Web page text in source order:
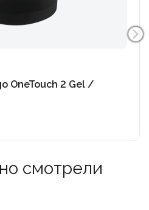
OneTouch 2 Gel /
смотрели